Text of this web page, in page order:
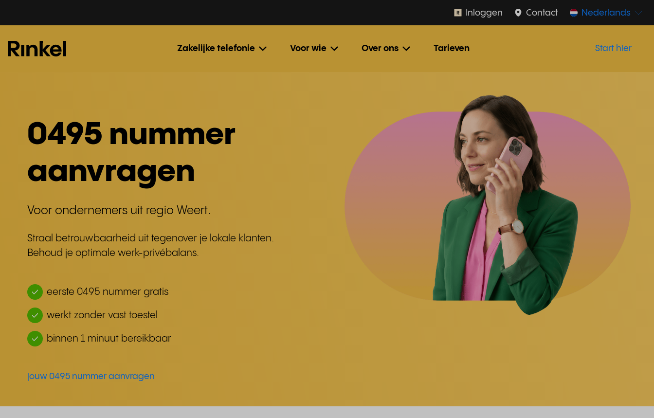
Zakelijke telefonie Voor wie Over ons Tarieven
Nederlands
Contact
Inloggen
Start hier
0495 nummer
aanvragen
Voor ondernemers uit regio Weert.
Straal betrouwbaarheid uit tegenover je lokale klanten.
Behoud je optimale werk-privébalans.
eerste 0495 nummer gratis
werkt zonder vast toestel
binnen 1 minuut bereikbaar
jouw 0495 nummer aanvragen